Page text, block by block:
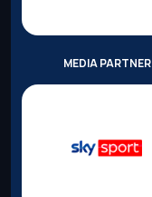
MEDIA PARTNER